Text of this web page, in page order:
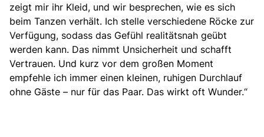
zeigt mir ihr Kleid, und wir besprechen, wie es sich
beim Tanzen verhält. Ich stelle verschiedene Röcke zur
Verfügung, sodass das Gefühl realitätsnah geübt
werden kann. Das nimmt Unsicherheit und schafft
Vertrauen. Und kurz vor dem großen Moment
empfehle ich immer einen kleinen, ruhigen Durchlauf
ohne Gäste – nur für das Paar. Das wirkt oft Wunder.“